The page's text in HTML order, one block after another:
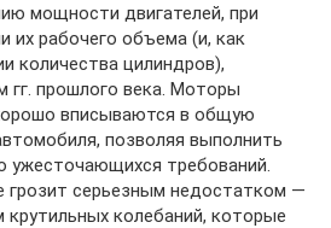
мощности двигателей, при
их рабочего объема (и, как
количества цилиндров),
гг. прошлого века. Моторы
вписываются в общую
позволяя выполнить
ужесточающихся требований.
грозит серьезным недостатком —
колебаний, которые